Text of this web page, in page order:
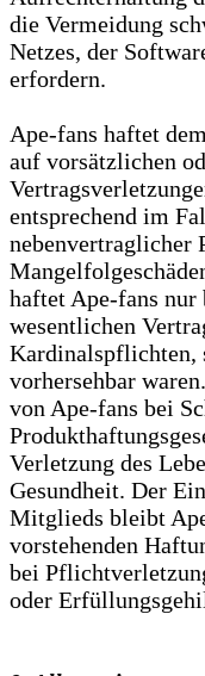
die Vermeidung
Netzes, der
erfordern.
Ape-fans haftet
auf vorsätzlichen
entsprechend im
nebenvertraglicher
haftet Ape-fans nur
wesentlichen
Kardinalspflichten,
vorhersehbar
von Ape-fans bei
Verletzung des
Gesundheit. Der
Mitglieds bleibt
vorstehenden
bei
oder